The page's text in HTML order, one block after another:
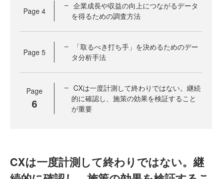
Page 4
企業成長や収益の向上につながるデータ
を得るための調査方法
Page 5
「取るべき打ち手」を決めるためのデー
タ分析手法
Page
6
CXは一度計測して終わりではない。継続
的に確認し、施策の効果を検証すること
が重要
CXは一度計測して終わりではない。継